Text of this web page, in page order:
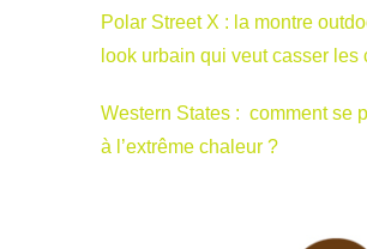
Polar Street X : la montre
look urbain qui veut casser les
Western States : comment se
à l’extrême chaleur ?